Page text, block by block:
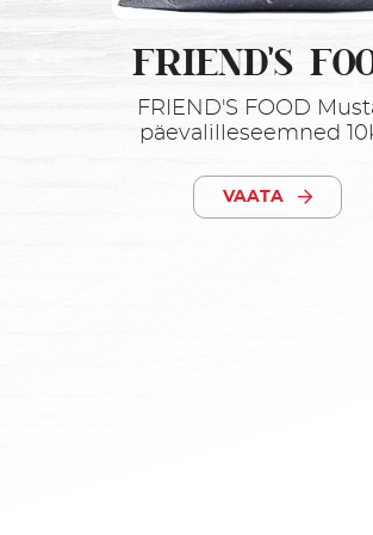
FRIEND'S
FRIEND'S FOOD
päevalilleseemned
VAATA